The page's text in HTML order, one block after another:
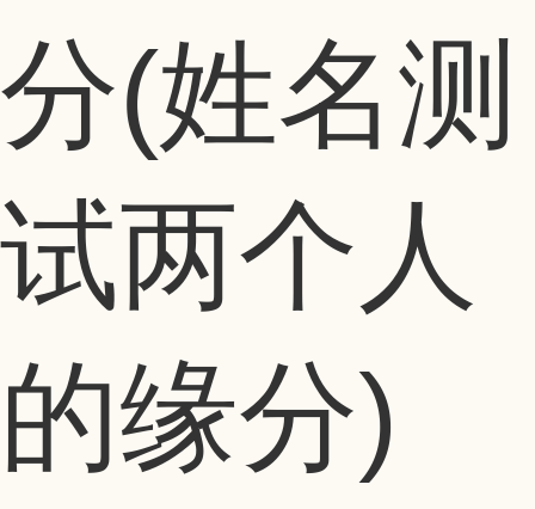
分(姓名测
试两个人
的缘分)